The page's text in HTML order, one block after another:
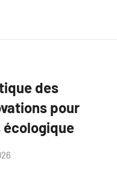
des
pour